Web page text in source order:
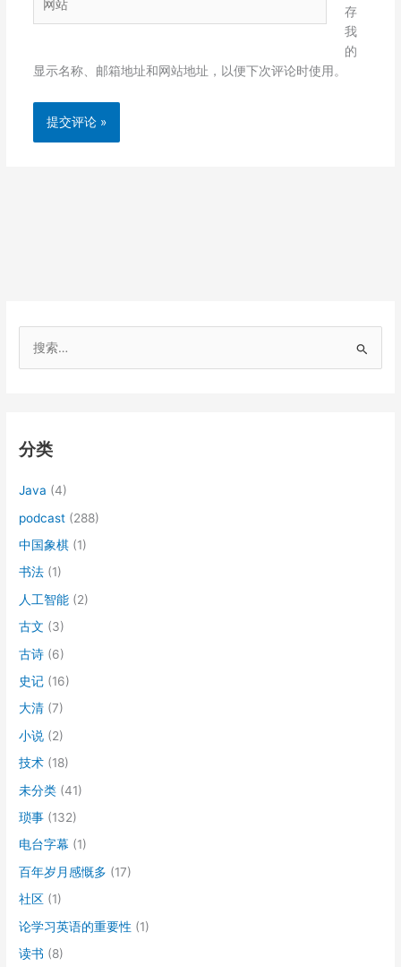
站
存
我
的
显示名称、邮箱地址和网站地址，以便下次评论时使用。
分类
Java (4)
podcast (288)
中国象棋 (1)
书法 (1)
人工智能 (2)
古文 (3)
古诗 (6)
史记 (16)
大清 (7)
小说 (2)
技术 (18)
未分类 (41)
琐事 (132)
电台字幕 (1)
百年岁月感慨多 (17)
社区 (1)
论学习英语的重要性 (1)
读书 (8)